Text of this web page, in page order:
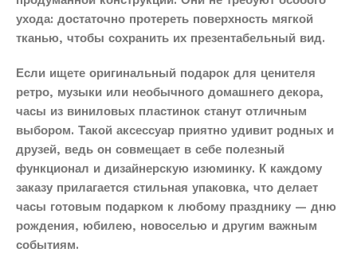
ухода: достаточно протереть поверхность мягкой
тканью, чтобы сохранить их презентабельный вид.
Если ищете оригинальный подарок для ценителя
ретро, музыки или необычного домашнего декора,
часы из виниловых пластинок станут отличным
выбором. Такой аксессуар приятно удивит родных и
друзей, ведь он совмещает в себе полезный
функционал и дизайнерскую изюминку. К каждому
заказу прилагается стильная упаковка, что делает
часы готовым подарком к любому празднику — дню
рождения, юбилею, новоселью и другим важным
событиям.